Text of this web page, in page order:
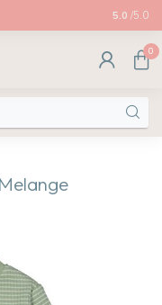
Afhalen
5.0 /5.0
0